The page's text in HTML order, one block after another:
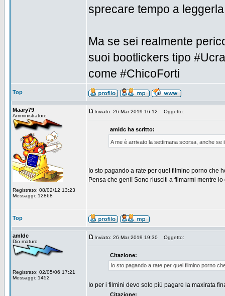
sprecare tempo a
Ma se sei realmente
suoi bootlickers tipo
come #ChicoForti
Top
Maary79
Amministratore
Registrato: 08/02/12 13:23
Messaggi: 12868
Inviato: 26 Mar 2019 16:12 Oggetto:
amldc ha scritto:
A me è arrivato la settimana scorsa, anche
Io sto pagando a rate per quel filmino porno che
Pensa che geni! Sono riusciti a filmarmi mentre
Top
amldc
Dio maturo
Registrato: 02/05/06 17:21
Messaggi: 1452
Inviato: 26 Mar 2019 19:30 Oggetto:
Citazione:
Io sto pagando a rate per quel filmino porno
Io per i filmini devo solo più pagare la maxirata
Citazione: